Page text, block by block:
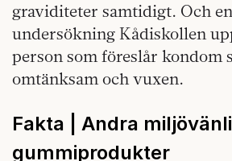
graviditeter samtidigt. Och
undersökning Kådiskollen
person som föreslår kondom
omtänksam och vuxen.
Fakta | Andra
gummiprodukter